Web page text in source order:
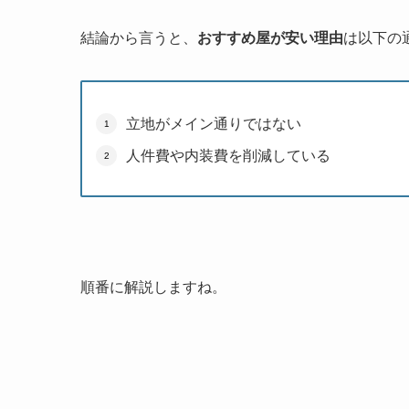
結論から言うと、 おすすめ屋が安い理由は以下の
立地がメイン通りではない
人件費や内装費を削減している
順番に解説しますね。